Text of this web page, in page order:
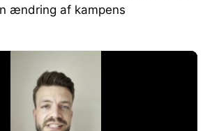
ændring af kampens